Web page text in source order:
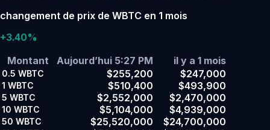
changement de prix de WBTC en 1 mois
+3.40%
Montant
Aujourd’hui 5:27 PM il y a 1 mois
0.5 WBTC $255,200 $247,000
1 WBTC $510,400 $493,900
5 WBTC $2,552,000 $2,470,000
10 WBTC $5,104,000 $4,939,000
50 WBTC $25,520,000 $24,700,000